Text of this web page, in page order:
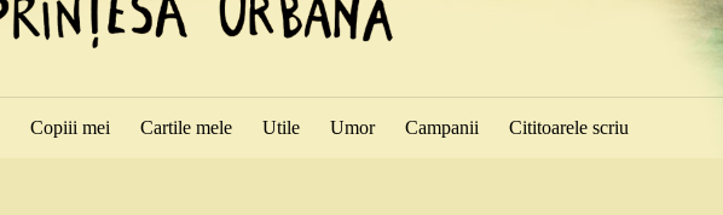
Copiii mei Cartile mele Utile Umor Campanii Cititoarele scriu